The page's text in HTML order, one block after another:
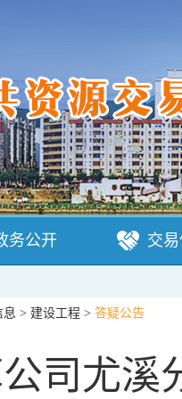
务公开 交
息 > 建设工程 > 答疑公告
司尤溪